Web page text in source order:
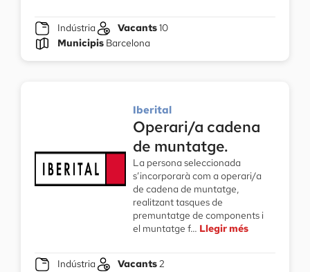
Indústria Vacants10
MunicipisBarcelona
Iberital
Operari/a cadena
de muntatge.
La persona seleccionada
s’incorporarà com a operari/a
de cadena de muntatge,
realitzant tasques de
premuntatge de components i
el muntatge f… Llegir més
Indústria Vacants2